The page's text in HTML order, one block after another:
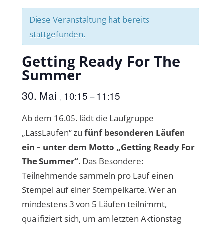
Diese Veranstaltung hat bereits
stattgefunden.
Getting Ready For The
Summer
30. Mai , 10:15 – 11:15
Ab dem 16.05. lädt die Laufgruppe
„LassLaufen“ zu fünf besonderen Läufen
ein – unter dem Motto „Getting Ready For
The Summer“. Das Besondere:
Teilnehmende sammeln pro Lauf einen
Stempel auf einer Stempelkarte. Wer an
mindestens 3 von 5 Läufen teilnimmt,
qualifiziert sich, um am letzten Aktionstag